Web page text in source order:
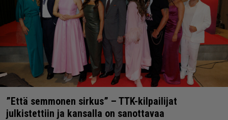
”Että semmonen sirkus” – TTK-kilpailijat
julkistettiin ja kansalla on sanottavaa